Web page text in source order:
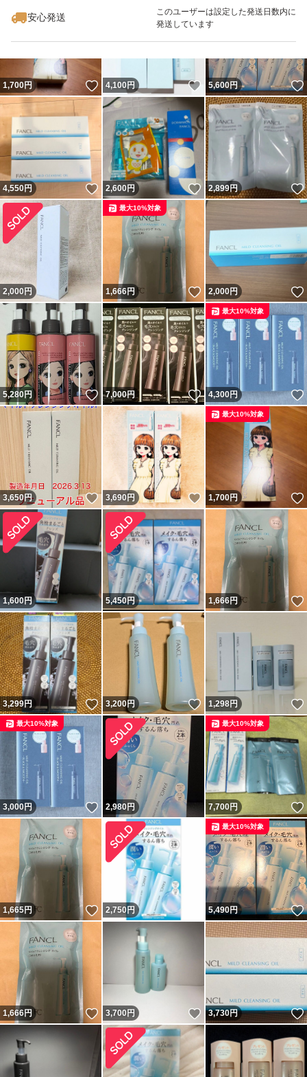
安心発送
このユーザーは設定した発送日数内に
発送しています
1,700円 いいね！
4,100円 いいね！
5,600円
4,550円 いいね！
2,600円 いいね！
2,899円
2,000円 1,666円 いいね！
最大10%対象
2,000円
5,280円 いいね！
7,000円 いいね！
4,300円
最大10%対象
3,650円 いいね！
3,690円 いいね！
1,700円
最大10%対象
1,600円 5,450円 1,666円
3,299円 いいね！
3,200円 いいね！
1,298円
3,000円 いいね！
最大10%対象
2,980円 7,700円
最大10%対象
1,665円 いいね！
2,750円 5,490円
最大10%対象
1,666円 いいね！
3,700 円 いいね！
3,730円